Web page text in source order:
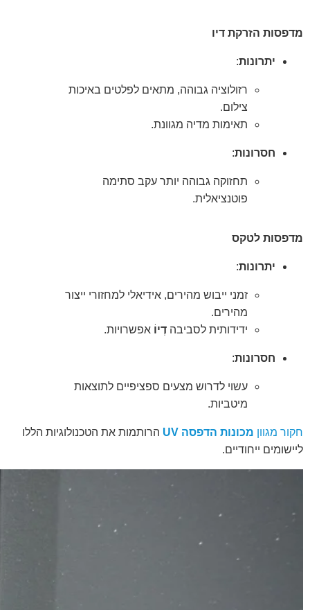
מדפסות הזרקת דיו
יתרונות:
רזולוציה גבוהה, מתאים לפלטים באיכות
צילום.
תאימות מדיה מגוונת.
חסרונות:
תחזוקה גבוהה יותר עקב סתימה
פוטנציאלית.
מדפסות לטקס
יתרונות:
זמני ייבוש מהירים, אידיאלי למחזורי ייצור
מהירים.
ידידותית לסביבה דְיוֹ אפשרויות.
חסרונות:
עשוי לדרוש מצעים ספציפיים לתוצאות
מיטביות.
חקור מגוון מכונות הדפסה UV
הרותמות את הטכנולוגיות הללו
ליישומים ייחודיים.